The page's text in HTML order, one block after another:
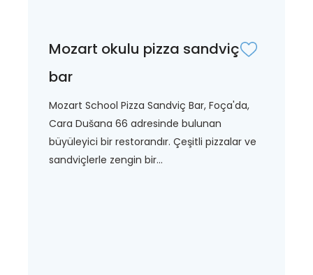
Mozart okulu pizza sandviç
bar
Mozart School Pizza Sandviç Bar, Foça'da,
Cara Dušana 66 adresinde bulunan
büyüleyici bir restorandır. Çeşitli pizzalar ve
sandviçlerle zengin bir...